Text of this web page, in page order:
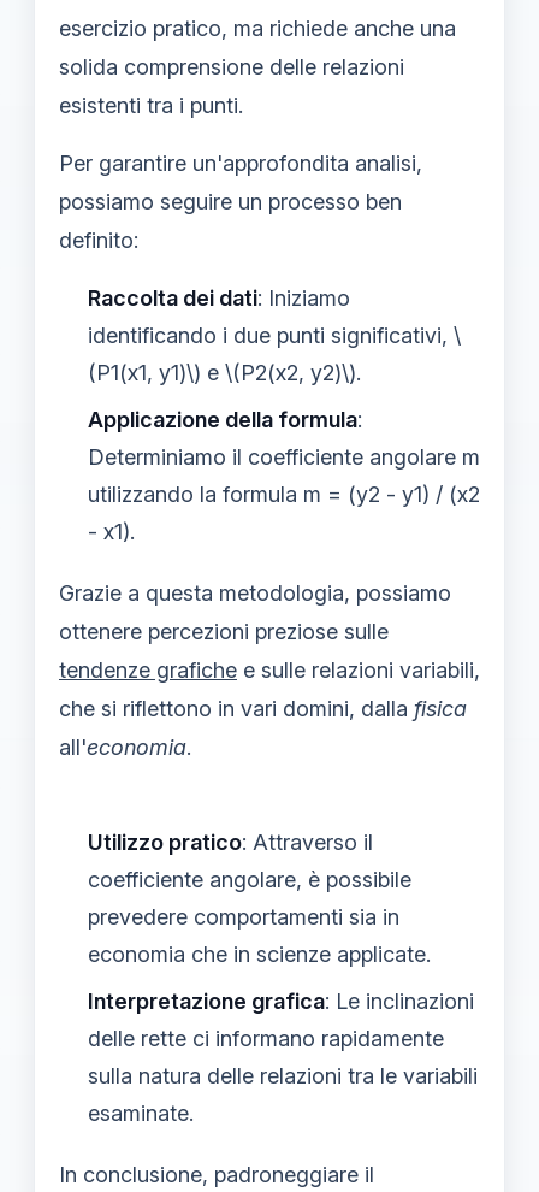
esercizio pratico, ma richiede anche una
solida comprensione delle relazioni
esistenti tra i punti.
Per garantire un'approfondita analisi,
possiamo seguire un processo ben
definito:
Raccolta dei dati: Iniziamo
identificando i due punti significativi, \
(P1(x1, y1)\) e \(P2(x2, y2)\).
Applicazione della formula:
Determiniamo il coefficiente angolare m
utilizzando la formula m = (y2 - y1) / (x2
- x1).
Grazie a questa metodologia, possiamo
ottenere percezioni preziose sulle
tendenze grafiche e sulle relazioni variabili,
che si riflettono in vari domini, dalla fisica
all'economia.
Utilizzo pratico: Attraverso il
coefficiente angolare, è possibile
prevedere comportamenti sia in
economia che in scienze applicate.
Interpretazione grafica: Le inclinazioni
delle rette ci informano rapidamente
sulla natura delle relazioni tra le variabili
esaminate.
In conclusione, padroneggiare il